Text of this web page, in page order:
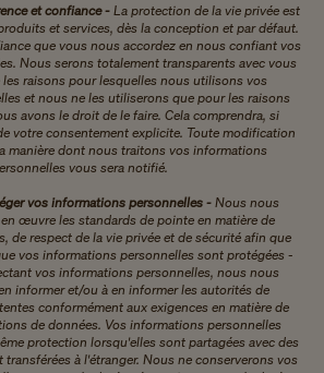
et confiance -La protection de la vie privée est
et services, dès la conception et par défaut.
que vous nous accordez en nous confiant vos
Nous serons totalement transparents avec vous
les raisons pour lesquelles nous utilisons vos
et nous ne les utiliserons que pour les raisons
avons le droit de le faire. Cela comprendra, si
votre consentement explicite. Toute modification
manière dont nous traitons vos informations
vous sera notifié.
vos informations personnelles -Nous nous
œuvre les standards de pointe en matière de
de respect de la vie privée et de sécurité afin que
vos informations personnelles sont protégées -
vos informations personnelles, nous nous
informer et/ou à en informer les autorités de
conformément aux exigences en matière de
de données. Vos informations personnelles
protection lorsqu'elles sont partagées avec des
à l'étranger. Nous ne conserverons vos